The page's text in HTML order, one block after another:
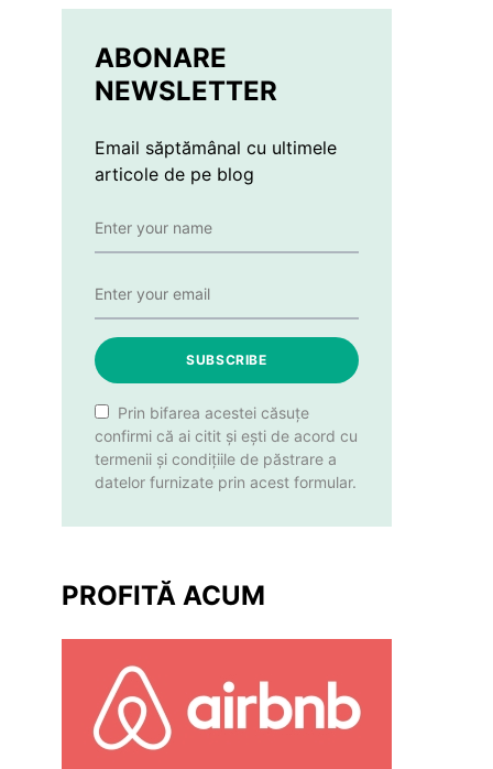
ABONARE
NEWSLETTER
Email săptămânal cu ultimele
articole de pe blog
SUBSCRIBE
Prin bifarea acestei căsuțe
confirmi că ai citit și ești de acord cu
termenii și condițiile de păstrare a
datelor furnizate prin acest formular.
PROFITĂ ACUM